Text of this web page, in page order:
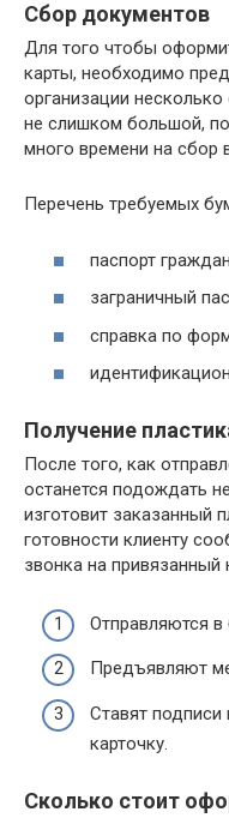
Сбор документов
Для того чтобы
карты, необходимо
организации
не слишком большой,
много времени на сбор
Перечень требуемых
паспорт
заграничный
справка по
Получение
После того, как
останется подождать
изготовит заказанный
готовности клиенту
звонка на привязанный
Отправляются в
Предъявляют
Ставят подписи
карточку.
Сколько стоит